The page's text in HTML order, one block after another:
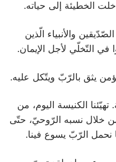
الخطيئة إلى حياته.
والأنبياء الّذين
في التّخلّي لأجل الإيمان.
يثق بالرّبّ ويتّكل عليه.
الكنيسة اليوم، من
خلال نسبه الرّوحيّ، حتّى
نحمل الرّبّ يسوع فينا.